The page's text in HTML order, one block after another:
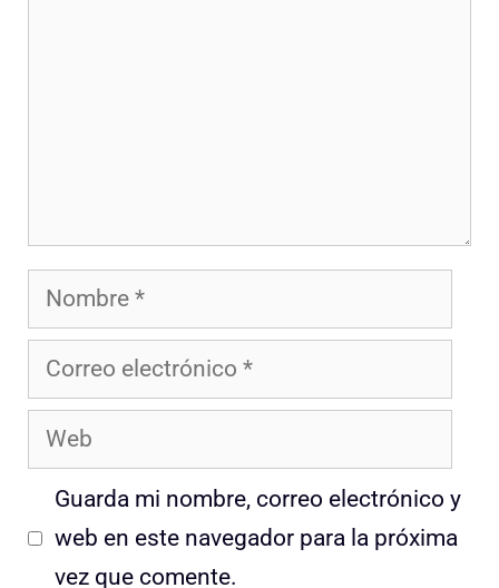
Nombre
Correo
electrónico
Web
Guarda mi nombre, correo electrónico y
web en este navegador para la próxima
vez que comente.